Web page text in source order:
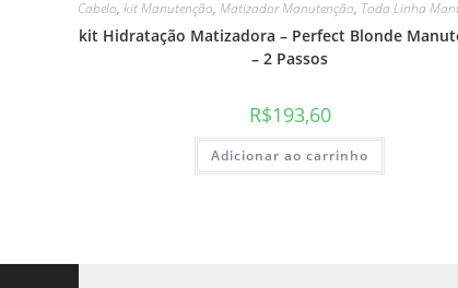
Cabelo,kit Manutenção,Matizador Manutenção, Toda Linha
kit Hidratação Matizadora – Perfect Blonde
– 2 Passos
R$193,60
Adicionar ao carrinho